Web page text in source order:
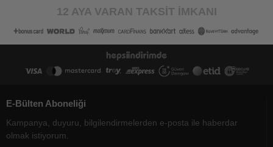
12 AYA VARAN TAKSİT İMKANI
E-Bülten Aboneliği
Kampanya, duyuru, bilgilendirmelerden e-posta ile haberdar
olmak istiyorum.